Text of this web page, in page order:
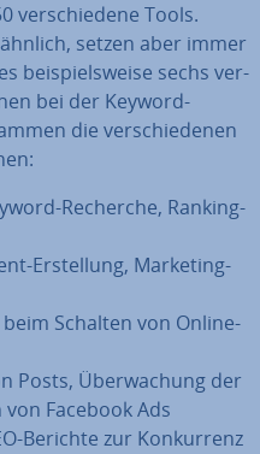
ver­schie­de­ne Tools.
setzen aber immer
bei­spiels­wei­se sechs ver­
bei der Keyword-
die ver­schie­de­nen
Recherche, Ranking-
Er­stel­lung, Marketing-
Schalten von On­line­
Posts, Über­wa­chung der
Facebook Ads
Berichte zur Kon­kur­renz